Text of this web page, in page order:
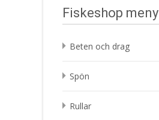
Fiskeshop meny
Beten och drag
Spön
Rullar